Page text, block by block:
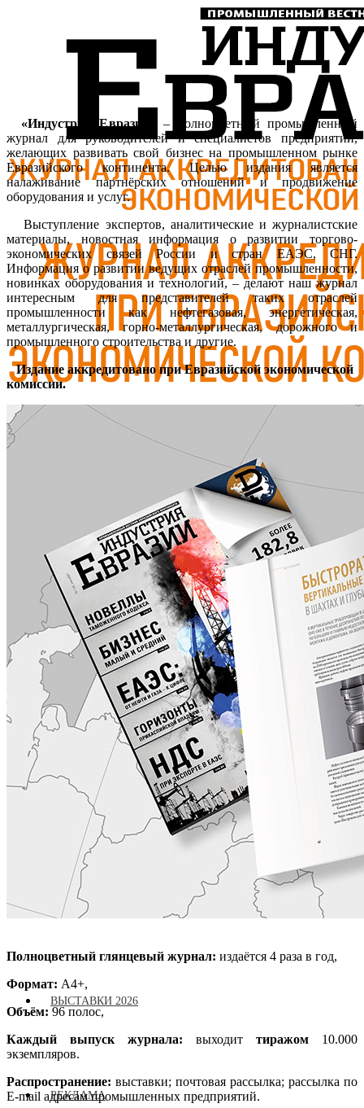
Журнал аккредитован при Евразийской Экономической
ГЛАВНАЯ
О ЖУРНАЛЕ
НОВОСТИ
СТАТЬИ
ИНТЕРВЬЮ
ВЫСТАВКИ 2026
РЕКЛАМА
«Индустрия Евразии»
– полноцветный промышленный
журнал для руководителей и специалистов предприятий,
желающих развивать свой бизнес на промышленном рынке
Евразийского континента. Целью издания является
налаживание партнёрских отношений и продвижение
оборудования и услуг.
Выступление экспертов, аналитические и журналистские
материалы, новостная информация о развитии торгово-
экономических связей России и стран ЕАЭС, СНГ.
Информация о развитии ведущих отраслей промышленности,
новинках оборудования и технологий, – делают наш журнал
интересным для представителей таких отраслей
промышленности как нефтегазовая, энергетическая,
металлургическая, горно-металлургическая, дорожного и
промышленного строительства и другие.
Издание аккредитовано при Евразийской экономической
комиссии.
Полноцветный глянцевый журнал: издаётся 4 раза в год,
Формат: А4+,
Объём: 96 полос,
Каждый выпуск журнала: выходит тиражом 10.000
экземпляров.
Распространение: выставки; почтовая рассылка; рассылка по
E-mail адресам промышленных предприятий.